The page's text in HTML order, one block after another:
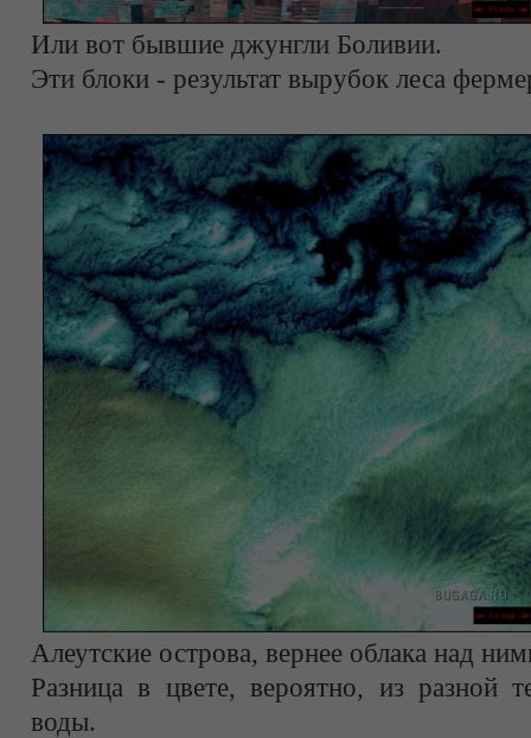
Или вот бывшие джунгли Боливии.
Эти блоки - результат вырубок леса
Алеутские острова, вернее облака над
Разница в цвете, вероятно, из разной
воды.